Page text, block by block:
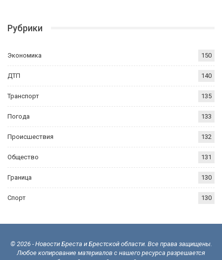
Рубрики
Экономика 150
ДТП 140
Транспорт 135
Погода 133
Происшествия 132
Общество 131
Граница 130
Спорт 130
© 2026 - Новости Бреста и Брестской области. Все права защищены.
Любое копирование материалов с нашего ресурса разрешается